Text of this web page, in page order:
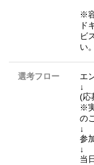
※
ド
ビ
い。
選考フロー
エ
↓
(応
※
の
↓
参
↓
当